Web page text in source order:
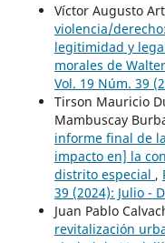
Víctor Augusto
violencia/
legitimidad y
morales de
Vol. 19 Núm. 39
Tirson Mauricio
Mambuscay
informe final de
impacto en] la
distrito especial ,
39 (2024): Julio -
Juan Pablo
revitalización